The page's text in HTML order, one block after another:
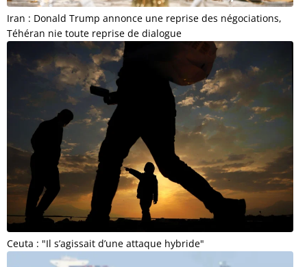
Iran : Donald Trump annonce une reprise des négociations,
Téhéran nie toute reprise de dialogue
Ceuta : "Il s’agissait d’une attaque hybride"